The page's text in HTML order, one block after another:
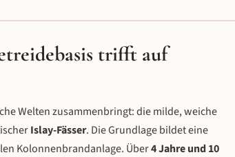
trifft auf
Welten zusammenbringt: die milde, weiche
Islay-Fässer. Die Grundlage bildet eine
Kolonnenbrandanlage. Über4 Jahre und 10